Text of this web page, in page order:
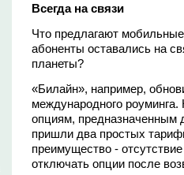
Всегда на связи
Что предлагают
абоненты оставались на
планеты?
«Билайн», например,
международного
опциям, предназначенным
пришли два простых
преимущество -
отключать опции после